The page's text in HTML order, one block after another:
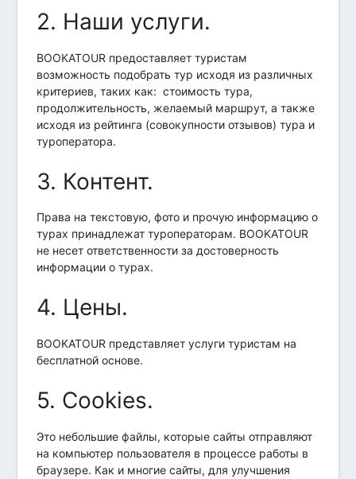
2. Наши услуги.
BOOKATOUR предоставляет туристам
возможность подобрать тур исходя из различных
критериев, таких как: стоимость тура,
продолжительность, желаемый маршрут, а также
исходя из рейтинга (совокупности отзывов) тура и
туроператора.
3. Контент.
Права на текстовую, фото и прочую информацию о
турах принадлежат туроператорам. BOOKATOUR
не несет ответственности за достоверность
информации о турах.
4. Цены.
BOOKATOUR представляет услуги туристам на
бесплатной основе.
5. Cookies.
Это небольшие файлы, которые сайты отправляют
на компьютер пользователя в процессе работы в
браузере. Как и многие сайты, для улучшения